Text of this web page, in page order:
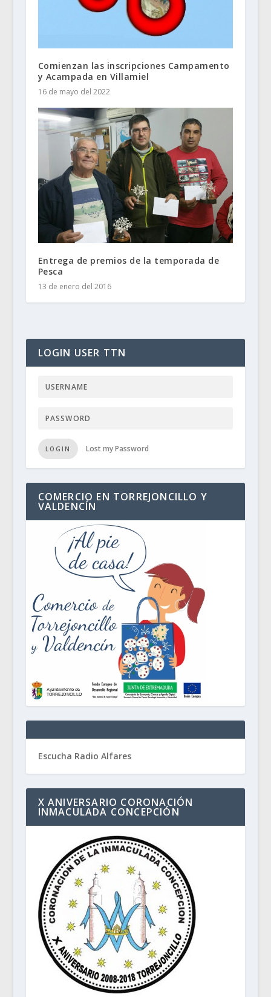
Comienzan las inscripciones Campamento
y Acampada en Villamiel
16 de mayo del 2022
Entrega de premios de la temporada de
Pesca
13 de enero del 2016
LOGIN USER TTN
LOGIN Lost my Password
COMERCIO EN TORREJONCILLO Y
VALDENCÍN
Escucha Radio Alfares
X ANIVERSARIO CORONACIÓN
INMACULADA CONCEPCIÓN